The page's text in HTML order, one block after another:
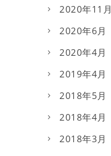
2020年11月
2020年6月
2020年4月
2019年4月
2018年5月
2018年4月
2018年3月